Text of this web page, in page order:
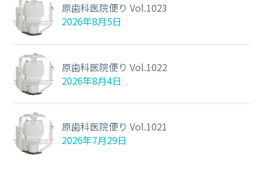
原歯科医院便り Vol.1023
2026年8月5日
原歯科医院便り Vol.1022
2026年8月4日
原歯科医院便り Vol.1021
2026年7月29日